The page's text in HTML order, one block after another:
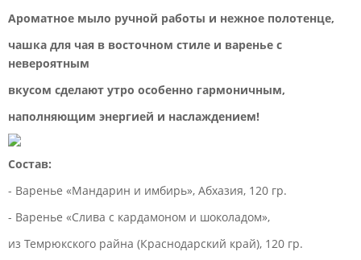
Ароматное мыло ручной работы и нежное полотенце,
чашка для чая в восточном стиле и варенье с
невероятным
вкусом сделают утро особенно гармоничным,
наполняющим энергией и наслаждением!
Состав:
- Варенье «Мандарин и имбирь», Абхазия, 120 гр.
- Варенье «Слива с кардамоном и шоколадом»,
из Темрюкского райна (Краснодарский край), 120 гр.